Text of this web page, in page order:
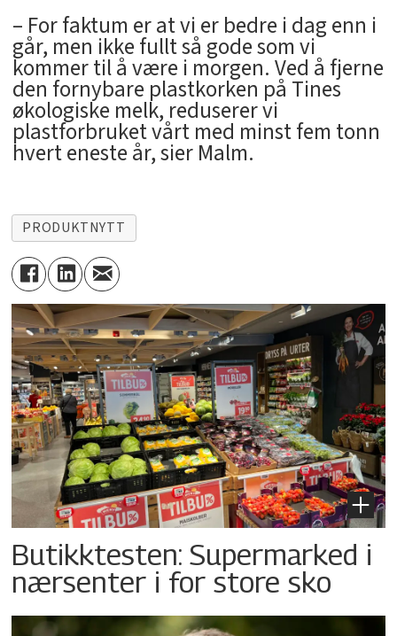
– For faktum er at vi er bedre i dag enn i
går, men ikke fullt så gode som vi
kommer til å være i morgen. Ved å fjerne
den fornybare plastkorken på Tines
økologiske melk, reduserer vi
plastforbruket vårt med minst fem tonn
hvert eneste år, sier Malm.
PRODUKTNYTT
Butikktesten: Supermarked i
nærsenter i for store sko